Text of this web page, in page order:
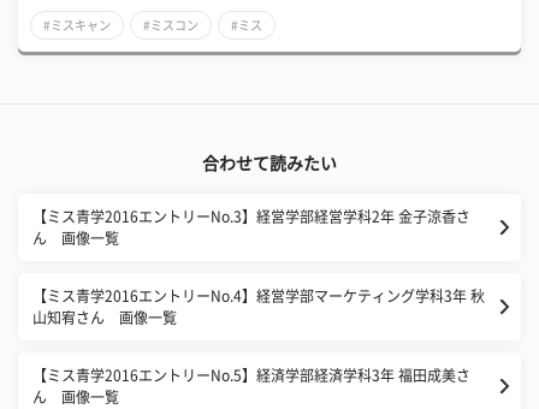
#ミスキャン #ミスコン #ミス
合わせて読みたい
【ミス青学2016エントリーNo.3】経営学部経営学科2年 金子涼香さ
ん 画像一覧
【ミス青学2016エントリーNo.4】経営学部マーケティング学科3年 秋
山知宥さん 画像一覧
【ミス青学2016エントリーNo.5】経済学部経済学科3年 福田成美さ
ん 画像一覧